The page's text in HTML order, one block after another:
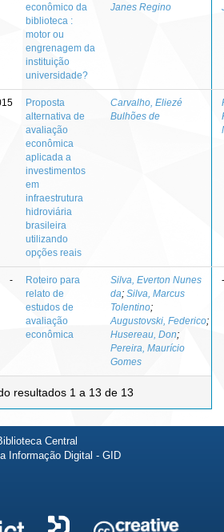
econômico da
biblioteca :
motor ou
engrenagem da
instituição
universidade?
Janes Regino
Proposta
alternativa de
avaliação
econômica
aplicada a
investimentos
em
infraestrutura
hidroviária
brasileira
utilizando
opções reais
Carvalho, Eliezé
Bulhões de
-
Roteiro para
relato de
estudos de
avaliação
econômica
Silva, Everton Nunes
da; Silva, Marcus
Tolentino;
Augustovski, Federico;
Husereau, Don;
Pereira, Maurício
Gomes
-
resultados 1 a 13 de 13
Central
Informação Digital - GID